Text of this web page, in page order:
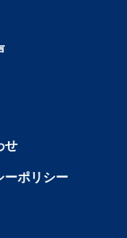
せ
ーポリシー